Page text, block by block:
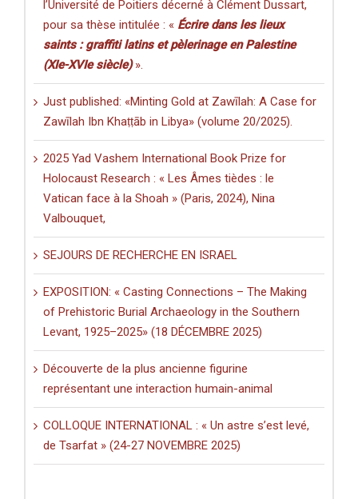
l’Université de Poitiers décerné à Clément Dussart,
pour sa thèse intitulée : « Écrire dans les lieux
saints : graffiti latins et pèlerinage en Palestine
(XIe-XVIe siècle)».
Just published: «Minting Gold at Zawīlah: A Case for
Zawīlah Ibn Khaṭṭāb in Libya» (volume 20/2025).
2025 Yad Vashem International Book Prize for
Holocaust Research : « Les Âmes tièdes : le
Vatican face à la Shoah » (Paris, 2024), Nina
Valbouquet,
SEJOURS DE RECHERCHE EN ISRAEL
EXPOSITION: « Casting Connections – The Making
of Prehistoric Burial Archaeology in the Southern
Levant, 1925–2025» (18 DÉCEMBRE 2025)
Découverte de la plus ancienne figurine
représentant une interaction humain-animal
COLLOQUE INTERNATIONAL : « Un astre s’est levé,
de Tsarfat » (24-27 NOVEMBRE 2025)